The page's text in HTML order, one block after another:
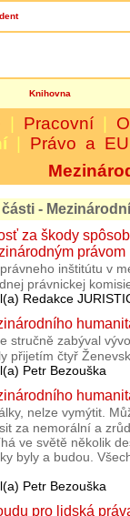
Knihovna
Pracovní
| Právo a EU
-
za škody
právom
inštitútu v
právnickej
Redakce
stručně zabýval
přijetím čtyř
Petr Bezouška
nelze vymýtit.
za nemorální a
ve světě několik
byly a budou.
Petr Bezouška
pro lidská